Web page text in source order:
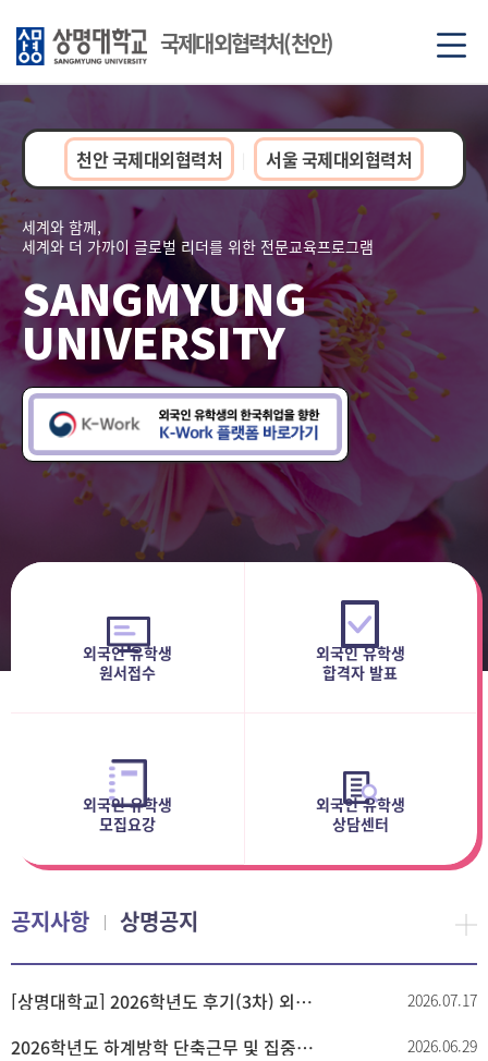
국제대외협력처(천안)
천안 국제대외협력처 서울 국제대외협력처
세계와 함께,
세계와 더 가까이 글로벌 리더를 위한 전문교육프로그램
SANGMYUNG
UNIVERSITY
외국인 유학생
원서접수
외국인 유학생
합격자 발표
외국인 유학생
모집요강
외국인 유학생
상담센터
공지사항
[상명대학교] 2026학년도 후기(3차) 외국인 특별전형 고사 시행(면접) 안내 2026.07.17
2026학년도 하계방학 단축근무 및 집중휴가기간 안내 2026.06.29
상명공지